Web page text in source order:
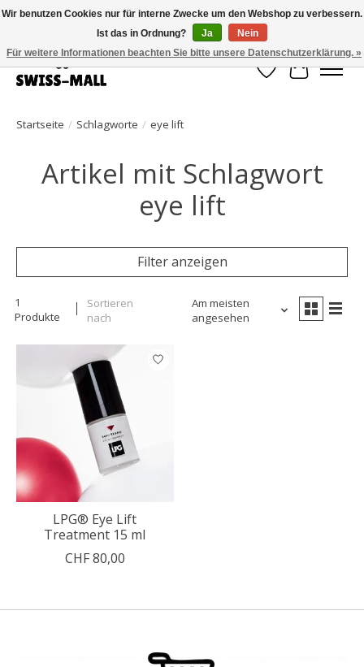
Kostenloser Versand ab CHF 250 – pünktlich und zuverlässig geliefert
Wunschzettel
Ihr
Startseite / Schlagworte / eye lift
Artikel mit Schlagwort
eye lift
Filter anzeigen
1
Produkte
Sortieren
nach
Am meisten
angesehen
LPG® Eye Lift
Treatment 15 ml
CHF 80,00
Wir benutzen Cookies nur für interne Zwecke um den Webshop zu verbessern.
Ist das in Ordnung?
Ja
Nein
Für weitere Informationen beachten Sie bitte unsere Datenschutzerklärung. »